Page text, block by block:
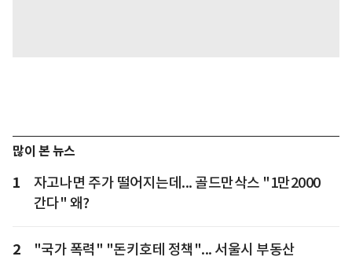
많이 본 뉴스
1
자고나면 주가 떨어지는데... 골드만삭스 "1만2000
간다" 왜?
2
"국가 폭력" "돈키호테 정책"... 서울시 부동산